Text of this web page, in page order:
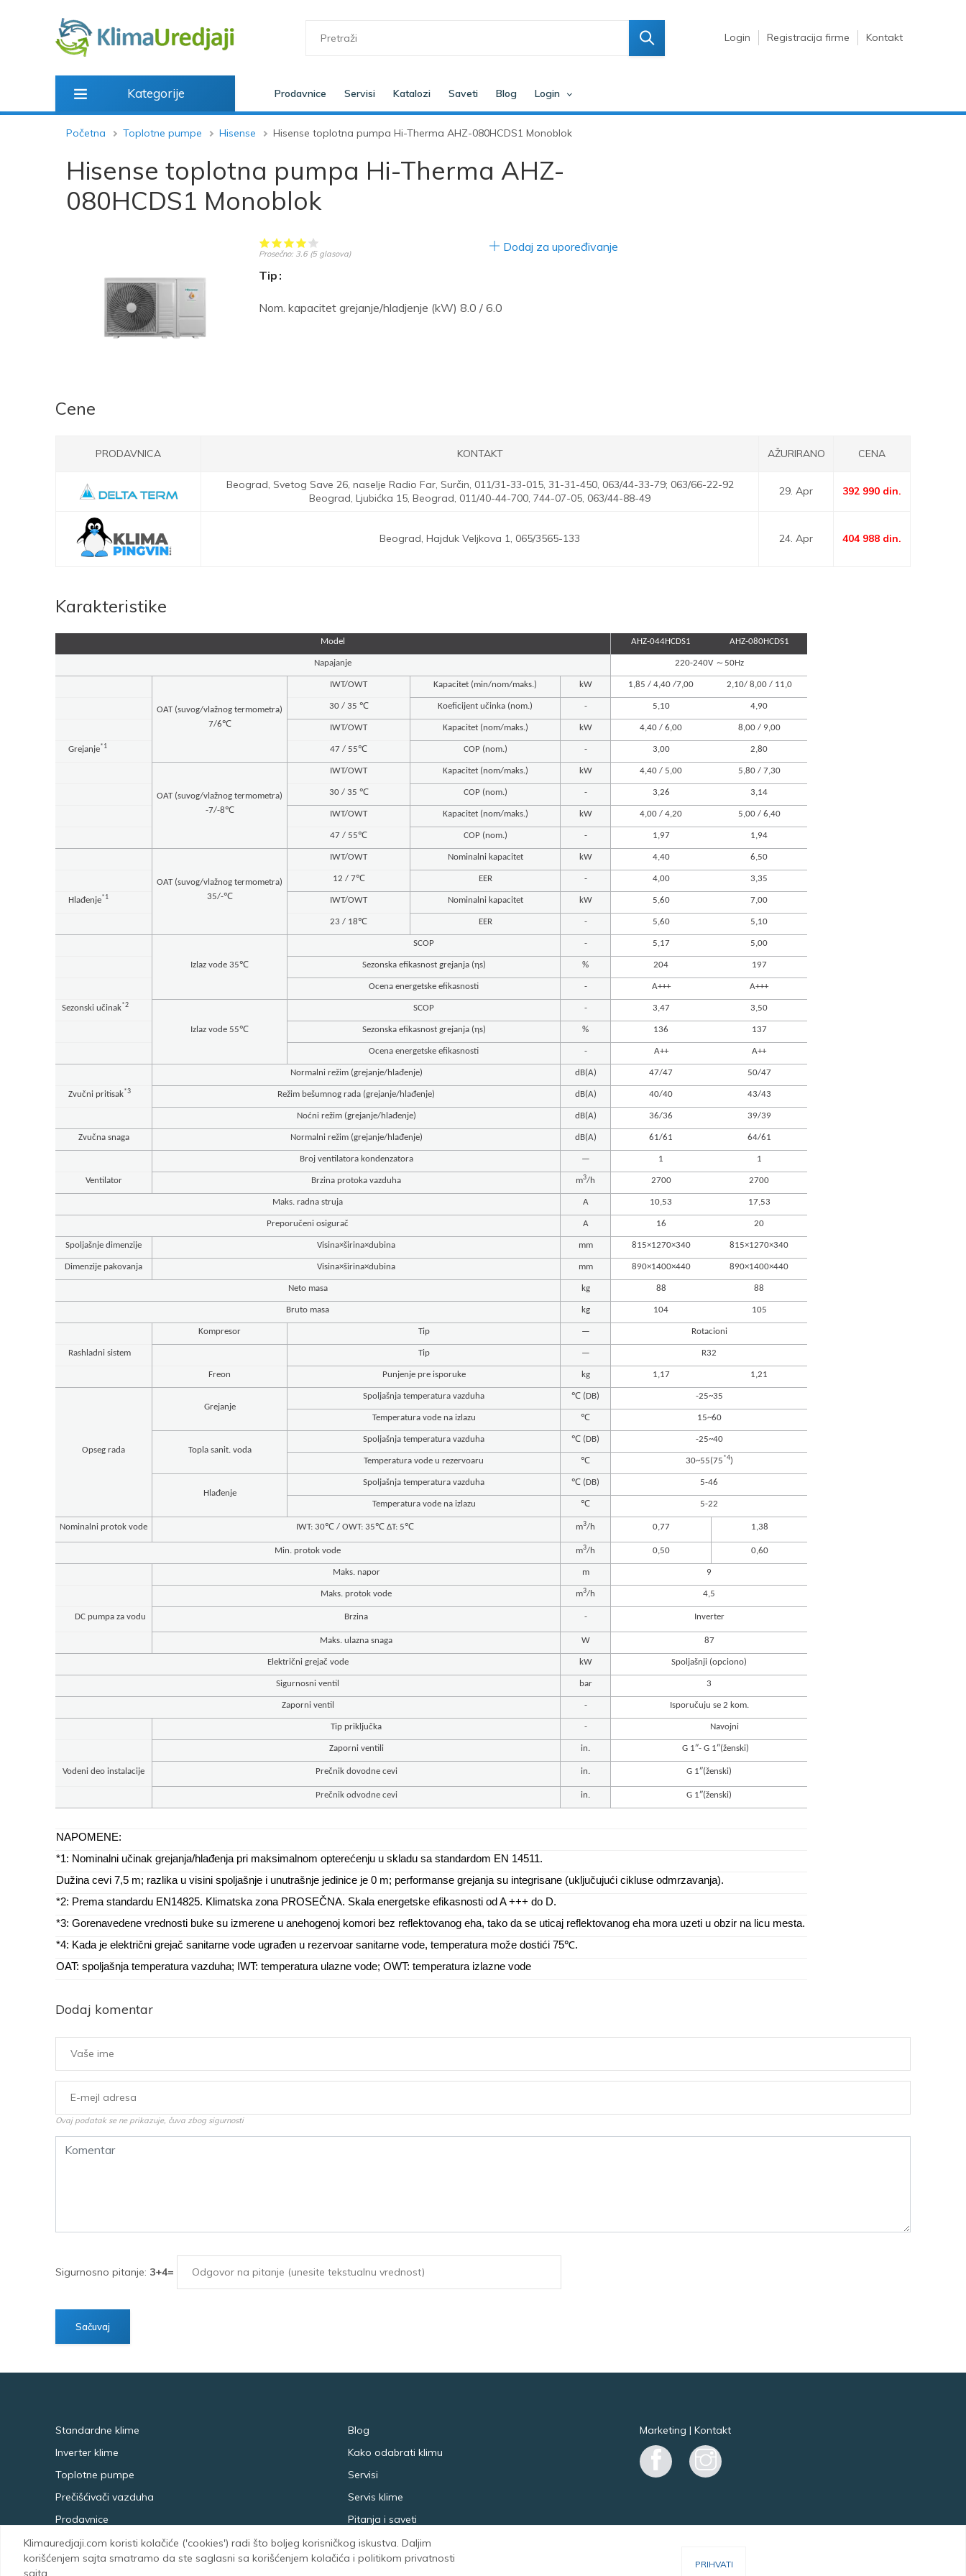
Login Registracija firme Kontakt
Kategorije Prodavnice Servisi Katalozi Saveti Blog Login
Početna Toplotne pumpe Hisense Hisense toplotna pumpa Hi-Therma AHZ-080HCDS1 Monoblok
Hisense toplotna pumpa Hi-Therma AHZ-
080HCDS1 Monoblok
Prosečno: 3.6 (5glasova)
Tip
Nom. kapacitet grejanje/hladjenje (kW) 8.0 / 6.0
Dodaj za upoređivanje
Cene
PRODAVNICA KONTAKT AŽURIRANO CENA
Beograd, Svetog Save 26, naselje Radio Far, Surčin, 011/31-33-015, 31-31-450, 063/44-33-79; 063/66-22-92
Beograd, Ljubićka 15, Beograd, 011/40-44-700, 744-07-05, 063/44-88-49
29. Apr 392 990 din.
Beograd, Hajduk Veljkova 1, 065/3565-133 24. Apr 404 988 din.
Karakteristike
Model AHZ-044HCDS1 AHZ-080HCDS1
Napajanje 220-240V ～ 50Hz
OAT (suvog/vlažnog termometra)
7/6℃
IWT/OWT Kapacitet (min/nom/maks.) kW 1,85 / 4,40 /7,00 2,10/ 8,00 / 11,0
30 / 35 ℃ Koeficijent učinka (nom.) - 5,10 4,90
IWT/OWT Kapacitet (nom/maks.) kW 4,40 / 6,00 8,00 / 9,00
Grejanje*1 47 / 55℃ COP (nom.) - 3,00 2,80
OAT (suvog/vlažnog termometra)
-7/-8℃
IWT/OWT Kapacitet (nom/maks.) kW 4,40 / 5,00 5,80 / 7,30
30 / 35 ℃ COP (nom.) - 3,26 3,14
IWT/OWT Kapacitet (nom/maks.) kW 4,00 / 4,20 5,00 / 6,40
47 / 55℃ COP (nom.) - 1,97 1,94
OAT (suvog/vlažnog termometra)
35/-℃
IWT/OWT Nominalni kapacitet kW 4,40 6,50
12 / 7℃ EER - 4,00 3,35
Hlađenje*1 IWT/OWT Nominalni kapacitet kW 5,60 7,00
23 / 18℃ EER - 5,60 5,10
Izlaz vode 35℃
SCOP - 5,17 5,00
Sezonska efikasnost grejanja (ηs) % 204 197
Ocena energetske efikasnosti - A+++ A+++
Sezonski učinak*2
Izlaz vode 55℃
SCOP - 3,47 3,50
Sezonska efikasnost grejanja (ηs) % 136 137
Ocena energetske efikasnosti - A++ A++
Normalni režim (grejanje/hlađenje) dB(A) 47/47 50/47
Zvučni pritisak*3 Režim bešumnog rada (grejanje/hlađenje) dB(A) 40/40 43/43
Noćni režim (grejanje/hlađenje) dB(A) 36/36 39/39
Zvučna snaga Normalni režim (grejanje/hlađenje) dB(A) 61/61 64/61
Broj ventilatora kondenzatora — 1 1
Ventilator Brzina protoka vazduha m3/h 2700 2700
Maks. radna struja A 10,53 17,53
Preporučeni osigurač A 16 20
Spoljašnje dimenzije Visina×širina×dubina mm 815×1270×340 815×1270×340
Dimenzije pakovanja Visina×širina×dubina mm 890×1400×440 890×1400×440
Neto masa kg 88 88
Bruto masa kg 104 105
Kompresor Tip — Rotacioni
Rashladni sistem Tip — R32
Freon Punjenje pre isporuke kg 1,17 1,21
Opseg rada
Grejanje
Spoljašnja temperatura vazduha ℃ (DB) -25~35
Temperatura vode na izlazu ℃ 15~60
Topla sanit. voda
Spoljašnja temperatura vazduha ℃ (DB) -25~40
Temperatura vode u rezervoaru ℃ 30~55(75*4)
Hlađenje
Spoljašnja temperatura vazduha ℃ (DB) 5-46
Temperatura vode na izlazu ℃ 5-22
Nominalni protok vode IWT: 30℃ / OWT: 35℃ ΔT: 5℃ m3/h 0,77 1,38
Min. protok vode m3/h 0,50 0,60
Maks. napor m 9
Maks. protok vode m3/h 4,5
DC pumpa za vodu Brzina - Inverter
Maks. ulazna snaga W 87
Električni grejač vode kW Spoljašnji (opciono)
Sigurnosni ventil bar 3
Zaporni ventil - Isporučuju se 2 kom.
Tip priključka - Navojni
Zaporni ventili in. G 1″- G 1″(ženski)
Vodeni deo instalacije Prečnik dovodne cevi in. G 1″(ženski)
Prečnik odvodne cevi in. G 1″(ženski)
NAPOMENE:
*1: Nominalni učinak grejanja/hlađenja pri maksimalnom opterećenju u skladu sa standardom EN 14511.
Dužina cevi 7,5 m; razlika u visini spoljašnje i unutrašnje jedinice je 0 m; performanse grejanja su integrisane (uključujući cikluse odmrzavanja).
*2: Prema standardu EN14825. Klimatska zona PROSEČNA. Skala energetske efikasnosti od A +++ do D.
*3: Gorenavedene vrednosti buke su izmerene u anehogenoj komori bez reflektovanog eha, tako da se uticaj reflektovanog eha mora uzeti u obzir na licu mesta.
*4: Kada je električni grejač sanitarne vode ugrađen u rezervoar sanitarne vode, temperatura može dostići 75℃.
OAT: spoljašnja temperatura vazduha; IWT: temperatura ulazne vode; OWT: temperatura izlazne vode
Dodaj komentar
Ovaj podatak se ne prikazuje, čuva zbog sigurnosti
Sigurnosno pitanje: 3+4=
Klimauredjaji.com koristi kolačiće ('cookies') radi što boljeg korisničkog iskustva. Daljim
korišćenjem sajta smatramo da ste saglasni sa korišćenjem kolačića i politikom privatnosti
sajta.
PRIHVATI
Standardne klime
Inverter klime
Toplotne pumpe
Prečišćivači vazduha
Prodavnice
Blog
Kako odabrati klimu
Servisi
Servis klime
Pitanja i saveti
Marketing |Kontakt
FacebookInstagram